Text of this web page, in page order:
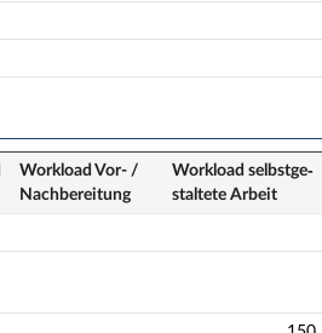
Workload Vor- /
Nach­bereitung
Workload selbstge­
staltete Arbeit